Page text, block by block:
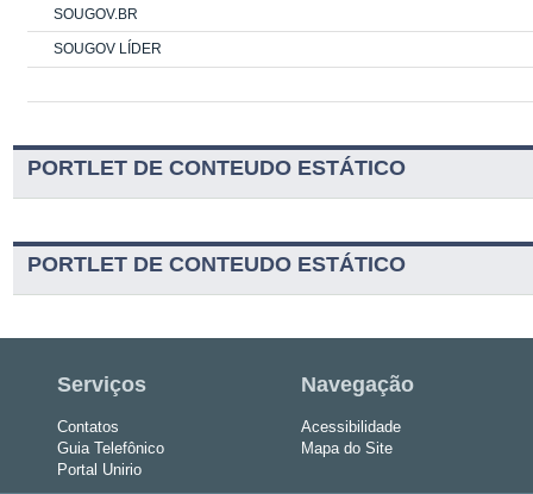
SOUGOV.BR
SOUGOV LÍDER
PORTLET DE CONTEUDO ESTÁTICO
PORTLET DE CONTEUDO ESTÁTICO
Serviços
Contatos
Guia Telefônico
Portal Unirio
Navegação
Acessibilidade
Mapa do Site